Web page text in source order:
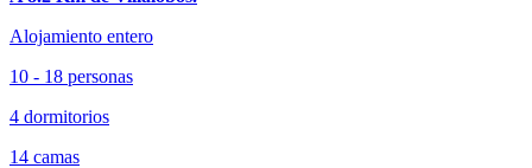
Alojamiento entero
10 - 18 personas
4 dormitorios
14 camas